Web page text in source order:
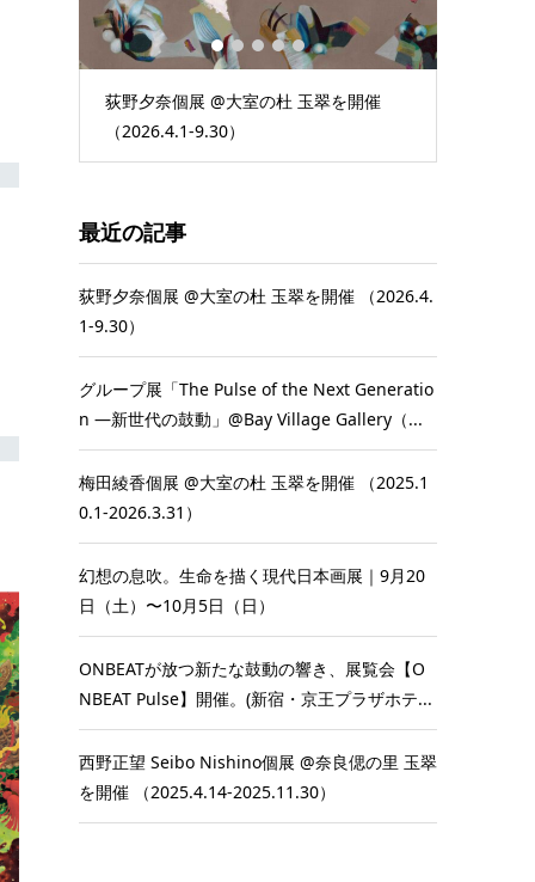
荻野夕奈個展 @大室の杜 玉翠を開催
（2026.4.1-9.30）
1 2 3 4 5
最近の記事
荻野夕奈個展 @大室の杜 玉翠を開催 （2026.4.
1-9.30）
グループ展「The Pulse of the Next Generatio
n ―新世代の鼓動」@Bay Village Gallery（...
梅田綾香個展 @大室の杜 玉翠を開催 （2025.1
0.1-2026.3.31）
幻想の息吹。生命を描く現代日本画展｜9月20
日（土）〜10月5日（日）
ONBEATが放つ新たな鼓動の響き、展覧会【O
NBEAT Pulse】開催。(新宿・京王プラザホテ...
西野正望 Seibo Nishino個展 @奈良偲の里 玉翠
を開催 （2025.4.14-2025.11.30）